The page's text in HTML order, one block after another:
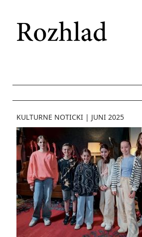
KULTURNE NOTICKI | JUNI 2025